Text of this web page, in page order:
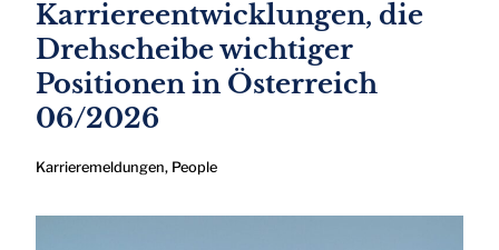
Karriereentwicklungen, die
Drehscheibe wichtiger
Positionen in Österreich
06/2026
Karrieremeldungen, People